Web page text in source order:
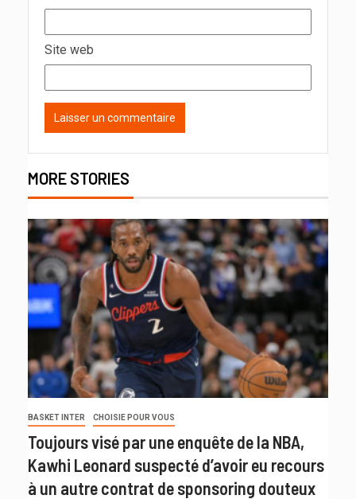
Site web
MORE STORIES
BASKET INTER CHOISIE POUR VOUS
Toujours visé par une enquête de la NBA,
Kawhi Leonard suspecté d’avoir eu recours
à un autre contrat de sponsoring douteux